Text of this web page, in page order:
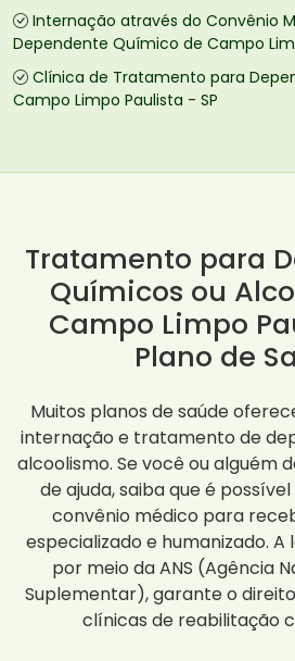
Internação através do Convênio
Dependente Químico de Campo
Clínica de Tratamento para
Campo Limpo Paulista - SP
Tratamento para
Químicos ou
Campo Limpo
Plano de
Muitos planos de saúde
internação e tratamento de
alcoolismo. Se você ou alguém
de ajuda, saiba que é
convênio médico para
especializado e humanizado. A
por meio da ANS (Agência
Suplementar), garante o
clínicas de reabilitação